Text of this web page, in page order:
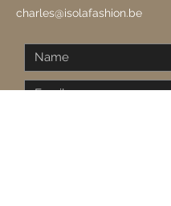
charles@isolafashion.be